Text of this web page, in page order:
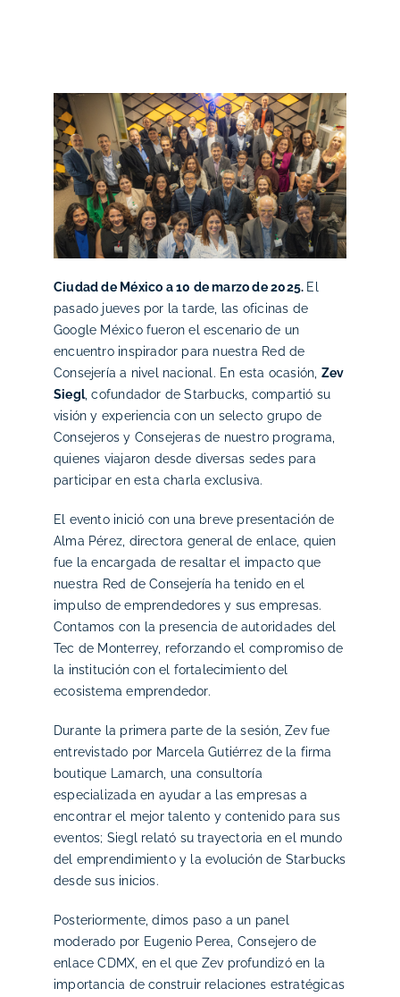
Ciudad de México a 10 de marzo de 2025. El
pasado jueves por la tarde, las oficinas de
Google México fueron el escenario de un
encuentro inspirador para nuestra Red de
Consejería a nivel nacional. En esta ocasión, Zev
Siegl, cofundador de Starbucks, compartió su
visión y experiencia con un selecto grupo de
Consejeros y Consejeras de nuestro programa,
quienes viajaron desde diversas sedes para
participar en esta charla exclusiva.
El evento inició con una breve presentación de
Alma Pérez, directora general de enlace, quien
fue la encargada de resaltar el impacto que
nuestra Red de Consejería ha tenido en el
impulso de emprendedores y sus empresas.
Contamos con la presencia de autoridades del
Tec de Monterrey, reforzando el compromiso de
la institución con el fortalecimiento del
ecosistema emprendedor.
Durante la primera parte de la sesión, Zev fue
entrevistado por Marcela Gutiérrez de la firma
boutique Lamarch, una consultoría
especializada en ayudar a las empresas a
encontrar el mejor talento y contenido para sus
eventos; Siegl relató su trayectoria en el mundo
del emprendimiento y la evolución de Starbucks
desde sus inicios.
Posteriormente, dimos paso a un panel
moderado por Eugenio Perea, Consejero de
enlace CDMX, en el que Zev profundizó en la
importancia de construir relaciones estratégicas